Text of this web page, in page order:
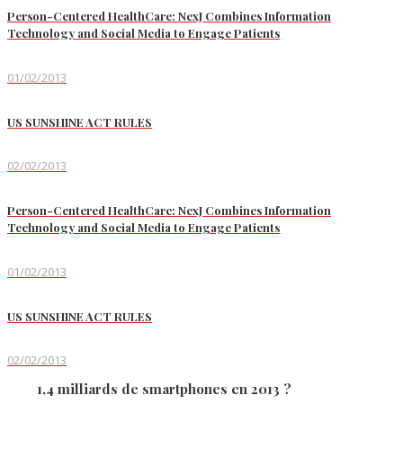
Person-Centered HealthCare: NexJ Combines Information
Technology and Social Media to Engage Patients
01/02/2013
US SUNSHINE ACT RULES
02/02/2013
Person-Centered HealthCare: NexJ Combines Information
Technology and Social Media to Engage Patients
01/02/2013
US SUNSHINE ACT RULES
02/02/2013
1,4 milliards de smartphones en 2013 ?